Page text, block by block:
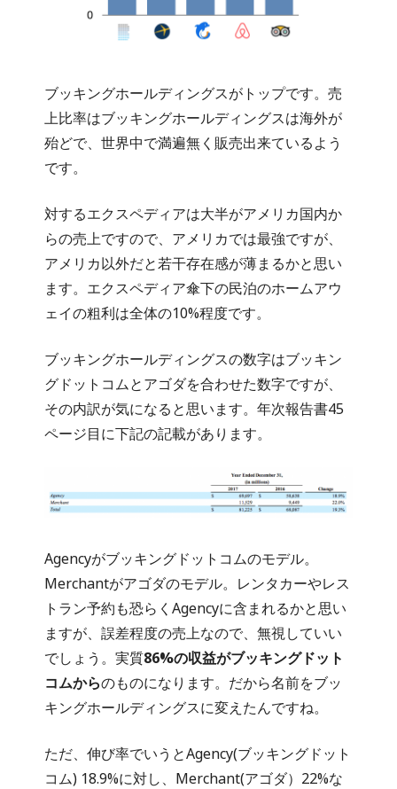
ブッキングホールディングスがトップです。売
上比率はブッキングホールディングスは海外が
殆どで、世界中で満遍無く販売出来ているよう
です。
対するエクスペディアは大半がアメリカ国内か
らの売上ですので、アメリカでは最強ですが、
アメリカ以外だと若干存在感が薄まるかと思い
ます。エクスペディア傘下の民泊のホームアウ
ェイの粗利は全体の10%程度です。
ブッキングホールディングスの数字はブッキン
グドットコムとアゴダを合わせた数字ですが、
その内訳が気になると思います。年次報告書45
ページ目に下記の記載があります。
Agencyがブッキングドットコムのモデル。
Merchantがアゴダのモデル。レンタカーやレス
トラン予約も恐らくAgencyに含まれるかと思い
ますが、誤差程度の売上なので、無視していい
でしょう。実質86%の収益がブッキングドット
コムからのものになります。だから名前をブッ
キングホールディングスに変えたんですね。
ただ、伸び率でいうとAgency(ブッキングドット
コム) 18.9%に対し、Merchant(アゴダ）22%な